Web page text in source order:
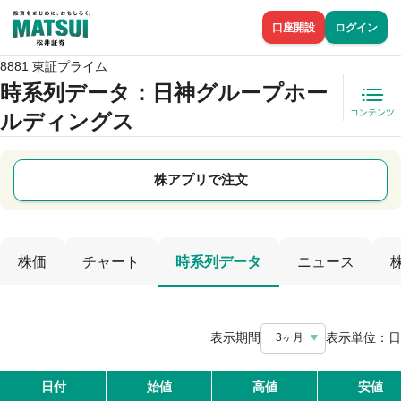
口座開設 ログイン
8881 東証プライム
時系列データ ：日神グループホー
ルディングス
コンテンツ
株アプリで注文
株価 チャート 時系列データ ニュース
表示期間 3ヶ月 表示単位： 日
日付 始値 高値 安値